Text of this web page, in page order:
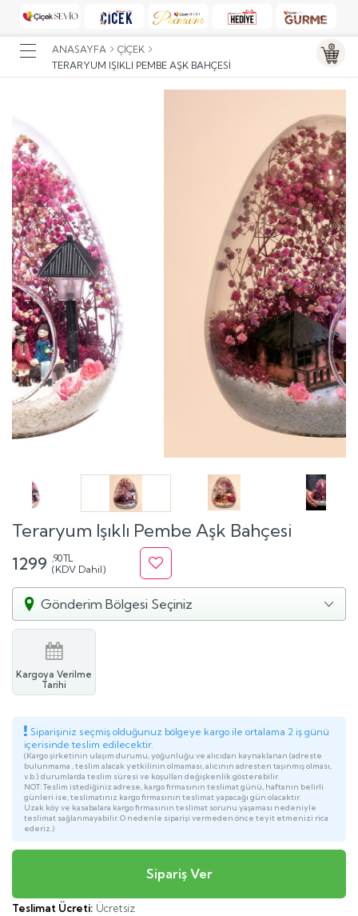
ANASAYFA
ÇIÇEK
TERARYUM IŞIKLI PEMBE AŞK BAHÇESI
Teraryum Işıklı Pembe Aşk Bahçesi
1299 ,90 TL
(KDV Dahil)
Gönderim Bölgesi Seçiniz
Kargoya Verilme
Tarihi
Siparişiniz seçmiş olduğunuz bölgeye kargo ile ortalama 2 iş günü
içerisinde teslim edilecektir.
(Kargo şirketinin ulaşım durumu, yoğunluğu ve alıcıdan kaynaklanan (adreste
bulunmama , teslim alacak yetkilinin olmaması, alıcının adresten taşınmış olması,
v.b.) durumlarda teslim süresi ve koşulları değişkenlik gösterebilir.
NOT: Teslim istediğiniz adrese, kargo firmasının teslimat günü, haftanın belirli
günleri ise, teslimatınız kargo firmasının teslimat yapacağı gün olacaktır.
Uzak köy ve kasabalara kargo firmasının teslimat sorunu yaşaması nedeniyle
teslimat sağlanmayabilir. O nedenle siparişi vermeden önce teyit etmenizi rica
ederiz.)
Teslimat Ücreti: Ücretsiz